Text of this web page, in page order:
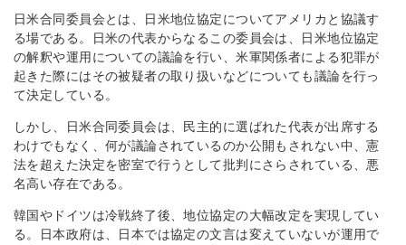
日米合同委員会とは、日米地位協定についてアメリカと協議す
る場である。日米の代表からなるこの委員会は、日米地位協定
の解釈や運用についての議論を行い、米軍関係者による犯罪が
起きた際にはその被疑者の取り扱いなどについても議論を行っ
て決定している。
しかし、日米合同委員会は、民主的に選ばれた代表が出席する
わけでもなく、何が議論されているのか公開もされない中、憲
法を超えた決定を密室で行うとして批判にさらされている、悪
名高い存在である。
韓国やドイツは冷戦終了後、地位協定の大幅改定を実現してい
る。日本政府は、日本では協定の文言は変えていないが運用で